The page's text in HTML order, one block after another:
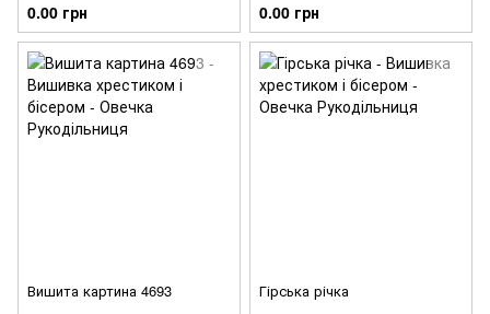
0.00 грн 0.00 грн
Вишита картина 4693 Гірська річка